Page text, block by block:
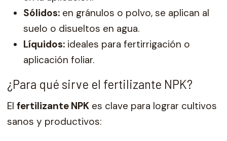
Sólidos: en gránulos o polvo, se aplican al
suelo o disueltos en agua.
Líquidos: ideales para fertirrigación o
aplicación foliar.
¿Para qué sirve el fertilizante NPK?
Elfertilizante NPK es clave para lograr cultivos
sanos y productivos: